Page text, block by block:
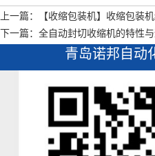
上一篇：【收缩包装机】收缩包装
下一篇：全自动封切收缩机的特性
青岛诺邦自动